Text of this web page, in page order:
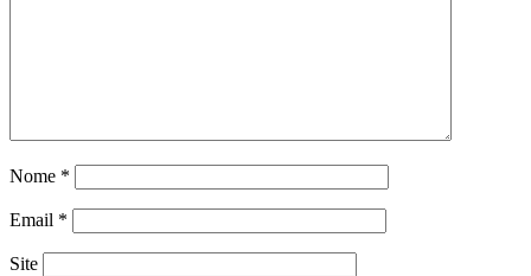
Nome *
Email *
Site